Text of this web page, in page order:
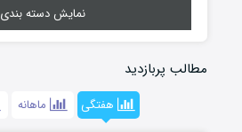
نمایش دسته بندی
مطالب پربازدید
هفتگی ماهانه